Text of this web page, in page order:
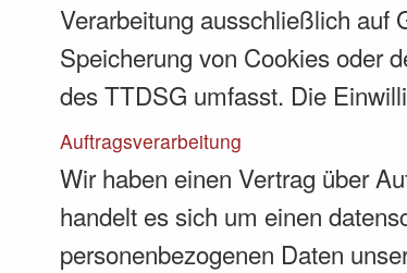
Verarbeitung ausschließlich auf
Speicherung von Cookies oder
des TTDSG umfasst. Die
Auftragsverarbeitung
Wir haben einen Vertrag über
handelt es sich um einen
personenbezogenen Daten